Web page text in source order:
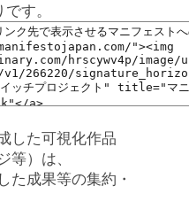
す。
した可視化作品
等）は、
た成果等の集約・